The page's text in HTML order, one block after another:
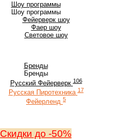
Шоу программы
Шоу программы
Фейерверк шоу
Фаер шоу
Световое шоу
Бренды
Бренды
Русский Фейерверк 106
Русская Пиротехника 17
Фейерленд 5
Скидки до -50%